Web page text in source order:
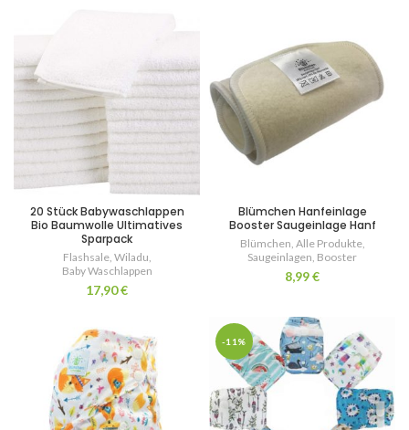
20 Stück Babywaschlappen
Bio Baumwolle Ultimatives
Sparpack
Flashsale, Wiladu,
Baby Waschlappen
17,90€
Blümchen Hanfeinlage
Booster Saugeinlage Hanf
Blümchen, Alle Produkte,
Saugeinlagen, Booster
8,99€
-11%